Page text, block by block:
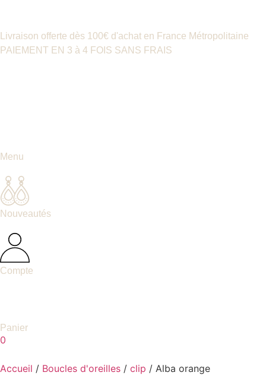
Livraison offerte dès 100€ d'achat en France Métropolitaine
PAIEMENT EN 3 à 4 FOIS SANS FRAIS
Menu
Nouveautés
Compte
Panier
0
Accueil / Boucles d'oreilles / clip / Alba orange